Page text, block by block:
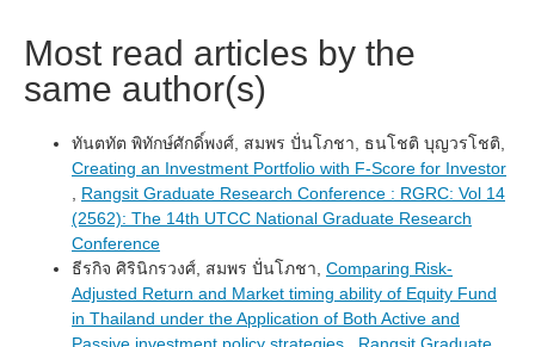
Most read articles by the
same author(s)
ทันตทัต พิทักษ์ศักดิ์พงศ์, สมพร ปั่นโภชา, ธนโชติ บุญวรโชติ,
Creating an Investment Portfolio with F-Score for Investor
Rangsit Graduate Research Conference : RGRC: Vol 14
(2562): The 14th UTCC National Graduate Research
Conference
ธีรกิจ ศิรินิกรวงศ์, สมพร ปั่นโภชา, Comparing Risk-
Adjusted Return and Market timing ability of Equity Fund
in Thailand under the Application of Both Active and